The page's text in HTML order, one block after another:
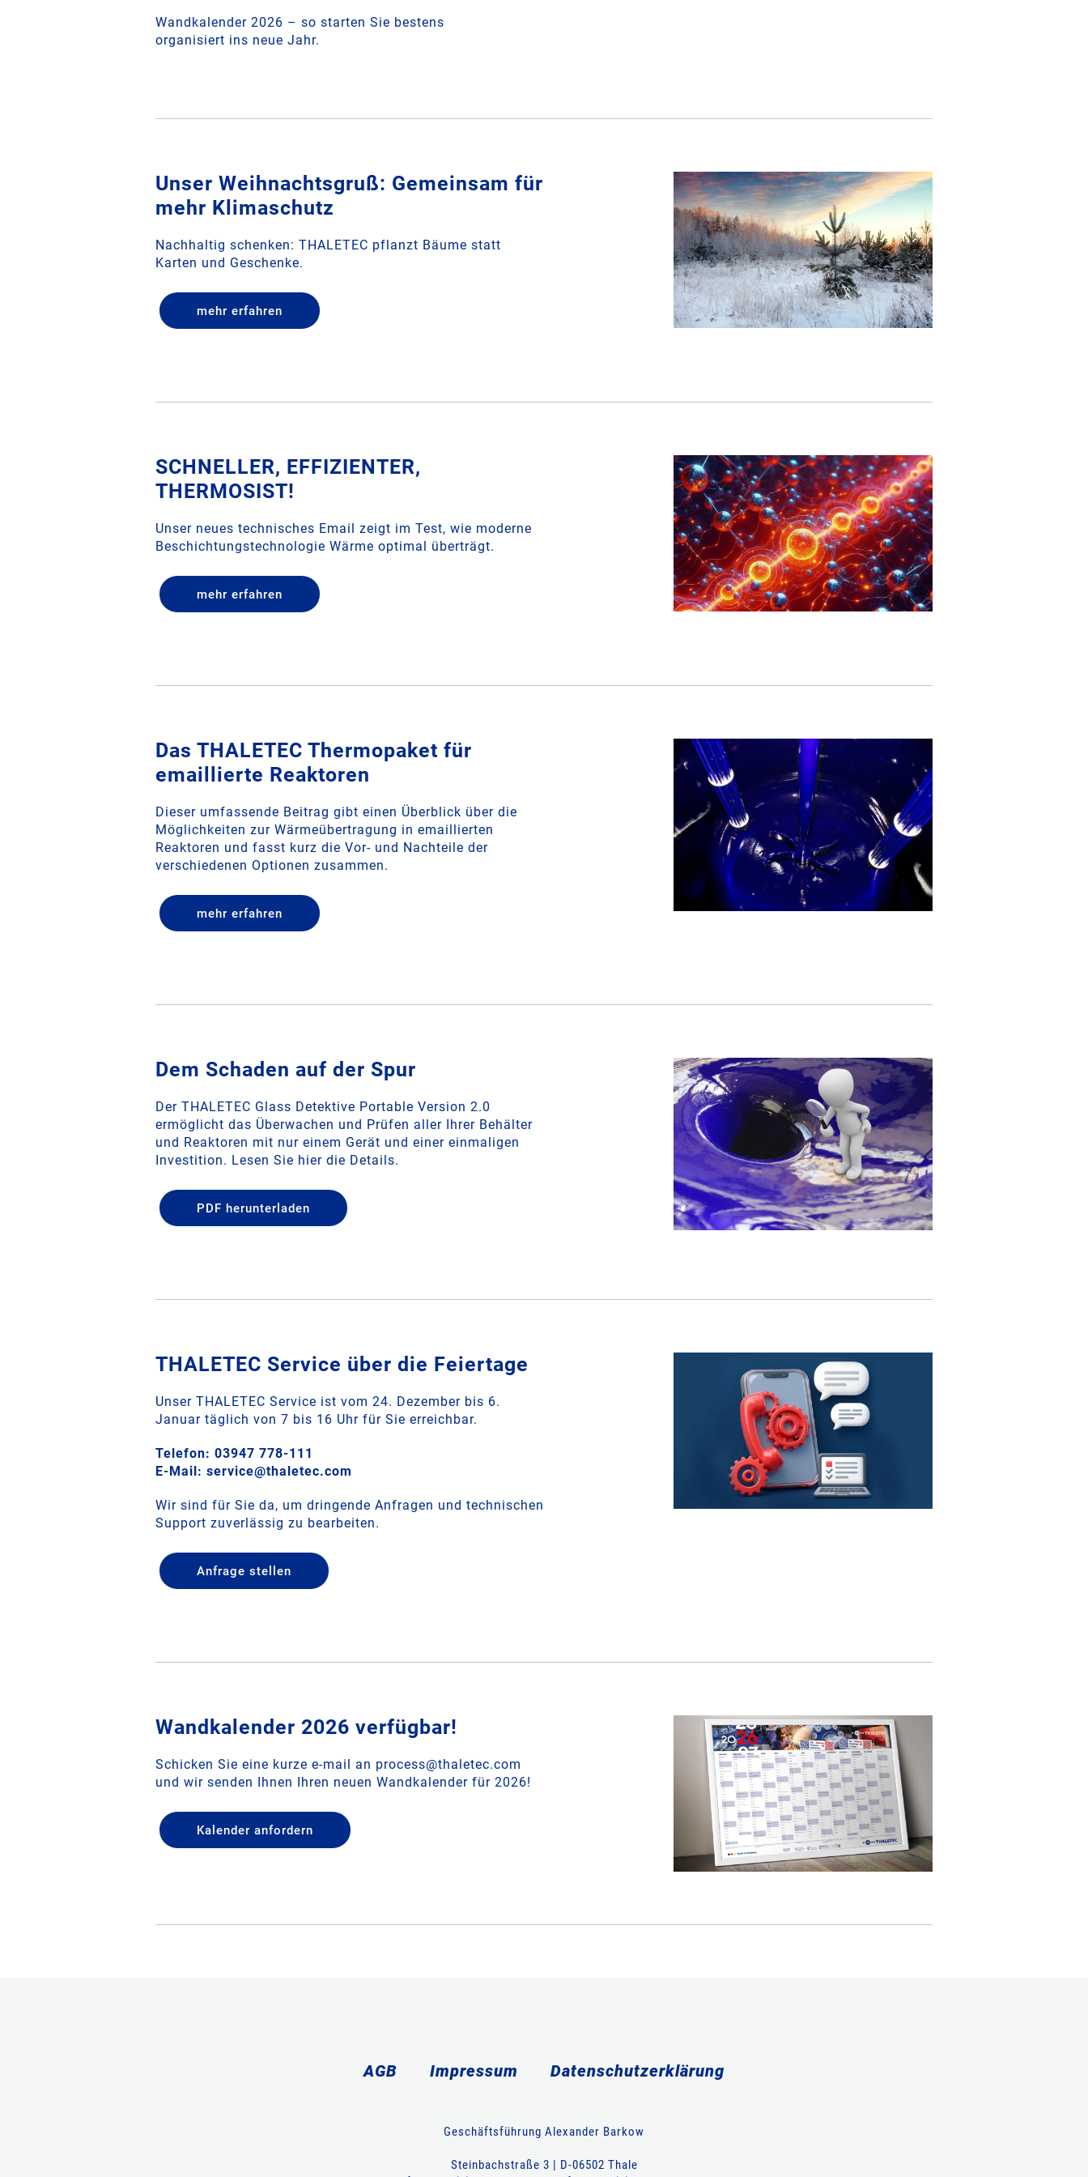
Wandkalender 2026 – so starten Sie bestens
organisiert ins neue Jahr.
Unser Weihnachtsgruß: Gemeinsam für
mehr Klimaschutz
Nachhaltig schenken: THALETEC pflanzt Bäume statt
Karten und Geschenke.
mehr erfahren
SCHNELLER, EFFIZIENTER,
THERMOSIST!
Unser neues technisches Email zeigt im Test, wie moderne
Beschichtungstechnologie Wärme optimal überträgt.
mehr erfahren
Das THALETEC Thermopaket für
emaillierte Reaktoren
Dieser umfassende Beitrag gibt einen Überblick über die
Möglichkeiten zur Wärmeübertragung in emaillierten
Reaktoren und fasst kurz die Vor- und Nachteile der
verschiedenen Optionen zusammen.
mehr erfahren
Dem Schaden auf der Spur
Der THALETEC Glass Detektive Portable Version 2.0
ermöglicht das Überwachen und Prüfen aller Ihrer Behälter
und Reaktoren mit nur einem Gerät und einer einmaligen
Investition. Lesen Sie hier die Details.
PDF herunterladen
THALETEC Service über die Feiertage
Unser THALETEC Service ist vom 24. Dezember bis 6.
Januar täglich von 7 bis 16 Uhr für Sie erreichbar.
Telefon: 03947 778-111
E-Mail: service@thaletec.com
Wir sind für Sie da, um dringende Anfragen und technischen
Support zuverlässig zu bearbeiten.
Anfrage stellen
Wandkalender 2026 verfügbar!
Schicken Sie eine kurze e-mail an process@thaletec.com
und wir senden Ihnen Ihren neuen Wandkalender für 2026!
Kalender anfordern
AGB Impressum Datenschutzerklärung
Geschäftsführung Alexander Barkow
Steinbachstraße 3 | D-06502 Thale